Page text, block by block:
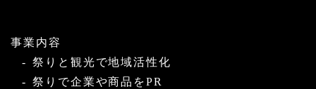
事業内容
祭りと観光で地域活性化
祭りで企業や商品をPR